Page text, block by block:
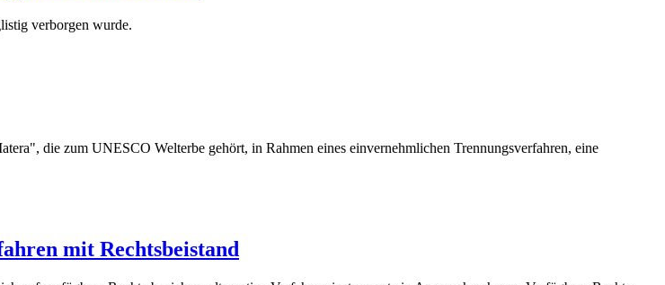
verborgen wurde.
die zum UNESCO Welterbe gehört, in Rahmen eines einvernehmlichen Trennungsverfahren, eine
mit Rechtsbeistand